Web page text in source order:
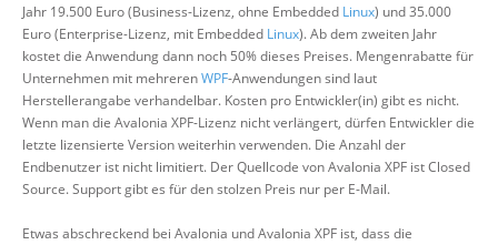
Jahr 19.500 Euro (Business-Lizenz, ohne Embedded Linux) und 35.000
Euro (Enterprise-Lizenz, mit Embedded Linux). Ab dem zweiten Jahr
kostet die Anwendung dann noch 50% dieses Preises. Mengenrabatte für
Unternehmen mit mehrerenWPF-Anwendungen sind laut
Herstellerangabe verhandelbar. Kosten pro Entwickler(in) gibt es nicht.
Wenn man die Avalonia XPF-Lizenz nicht verlängert, dürfen Entwickler die
letzte lizensierte Version weiterhin verwenden. Die Anzahl der
Endbenutzer ist nicht limitiert. Der Quellcode von Avalonia XPF ist Closed
Source. Support gibt es für den stolzen Preis nur per E-Mail.
Etwas abschreckend bei Avalonia und Avalonia XPF ist, dass die